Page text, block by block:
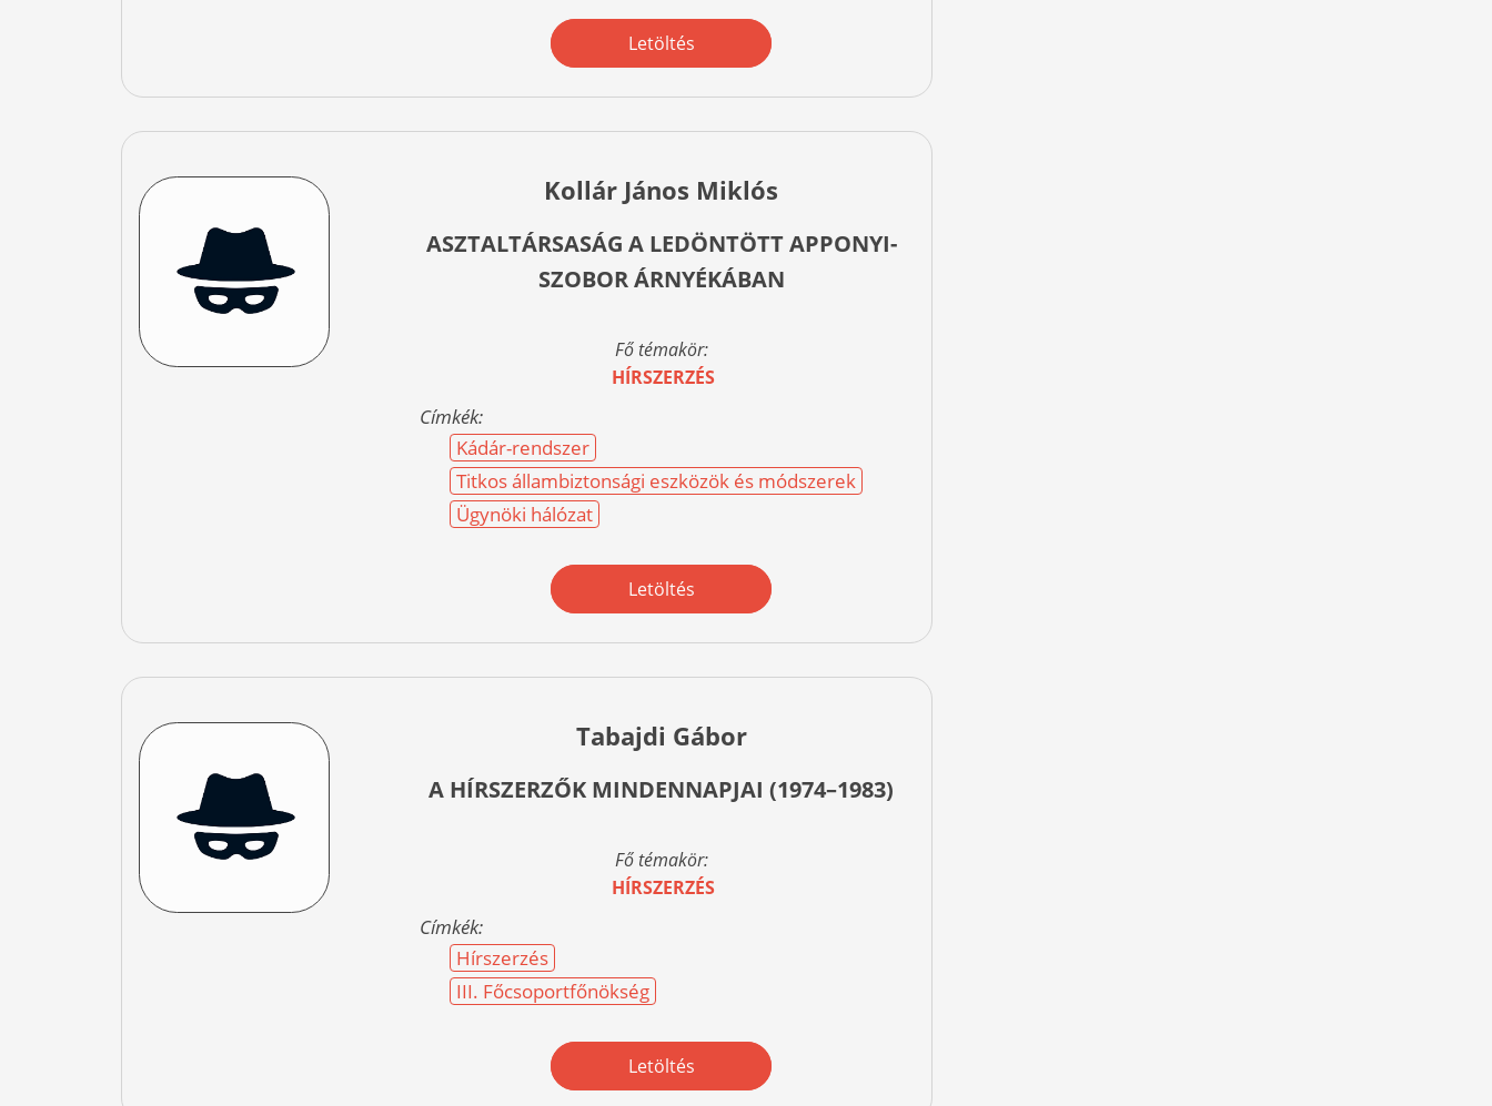
Letöltés
Kollár János Miklós
ASZTALTÁRSASÁG A LEDÖNTÖTT APPONYI-
SZOBOR ÁRNYÉKÁBAN
Fő témakör:
HÍRSZERZÉS
Címkék:
Kádár-rendszer
Titkos állambiztonsági eszközök és módszerek
Ügynöki hálózat
Letöltés
Tabajdi Gábor
A HÍRSZERZŐK MINDENNAPJAI (1974–1983)
Fő témakör:
HÍRSZERZÉS
Címkék:
Hírszerzés
III. Főcsoportfőnökség
Letöltés